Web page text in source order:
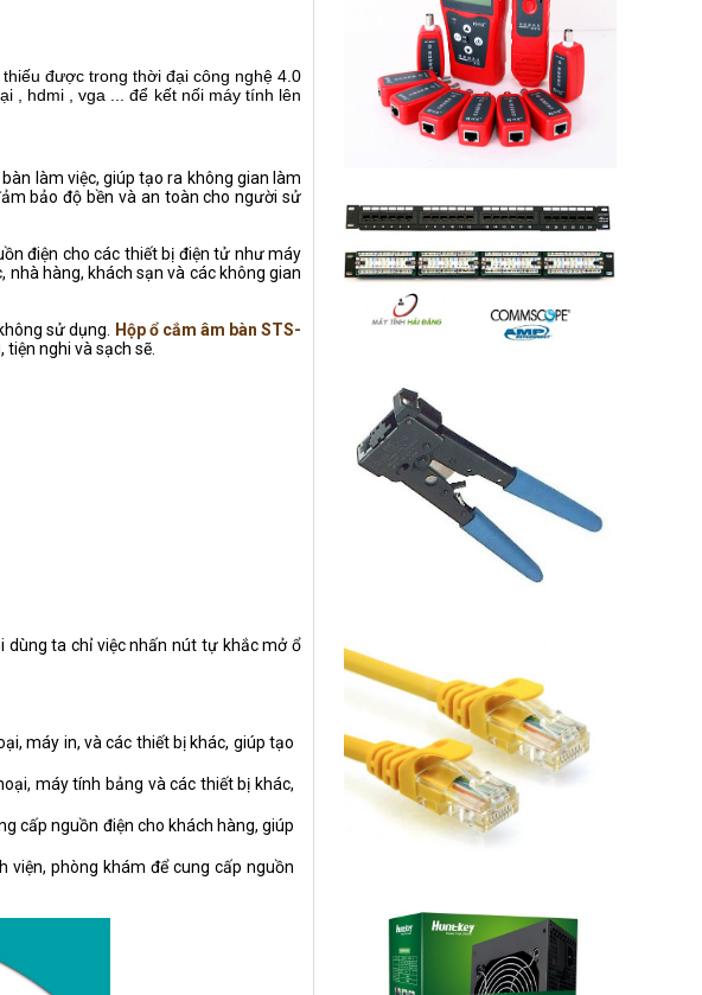
được trong thời đại công nghệ 4.0
, hdmi , vga ... để kết nối máy tính lên
làm việc, giúp tạo ra không gian làm
bảo độ bền và an toàn cho người sử
điện cho các thiết bị điện tử như máy
hàng, khách sạn và các không gian
sử dụng.
Hộp ổ cắm âm bàn STS-
nghi và sạch sẽ.
ta chỉ việc nhấn nút tự khắc mở ổ
máy in, và các thiết bị khác, giúp tạo
máy tính bảng và các thiết bị khác,
cấp nguồn điện cho khách hàng, giúp
viện, phòng khám để cung cấp nguồn